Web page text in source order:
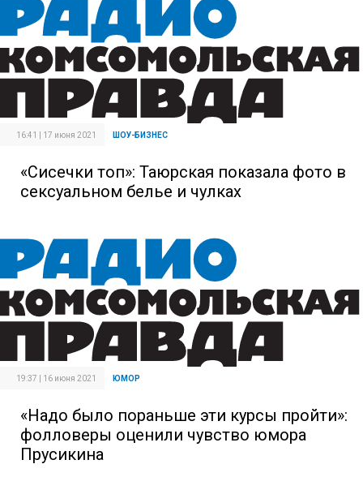
16:41 | 17 июня 2021 ШОУ-БИЗНЕС
«Сисечки топ»: Таюрская показала фото в
сексуальном белье и чулках
19:37 | 16 июня 2021 ЮМОР
«Надо было пораньше эти курсы пройти»:
фолловеры оценили чувство юмора
Прусикина